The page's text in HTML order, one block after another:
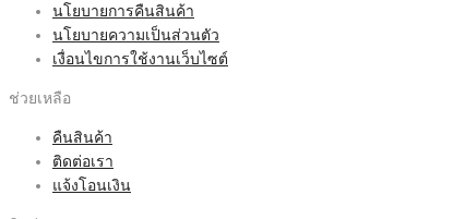
นโยบายการคืนสินค้า
นโยบายความเป็นส่วนตัว
เงื่อนไขการใช้งานเว็บไซต์
ช่วยเหลือ
คืนสินค้า
ติดต่อเรา
แจ้งโอนเงิน